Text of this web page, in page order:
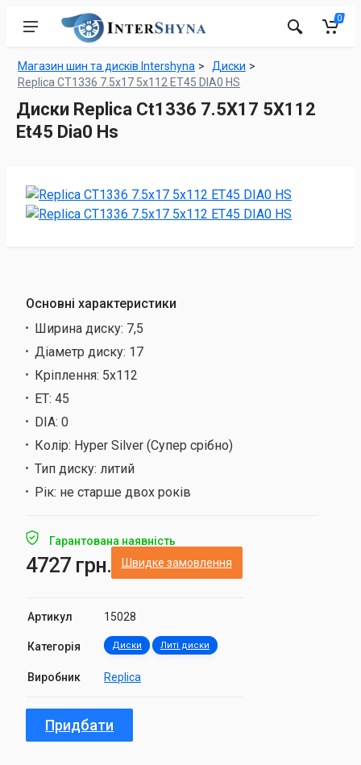
0
Магазин шин та дисків Intershyna
Диски
Replica CT1336 7.5x17 5x112 ET45 DIA0 HS
Диски Replica Ct1336 7.5X17 5X112
Et45 Dia0 Hs
Основні характеристики
Ширина диску: 7,5
Діаметр диску: 17
Кріплення: 5х112
ET: 45
DIA: 0
Колір: Hyper Silver (Супер срібно)
Тип диску: литий
Рік: не старше двох років
Гарантована наявність
4727 грн. Швидке замовлення
Артикул 15028
Категорія Диски Литі диски
Виробник Replica
Придбати